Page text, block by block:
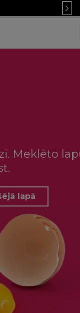
Meklēto
lapā